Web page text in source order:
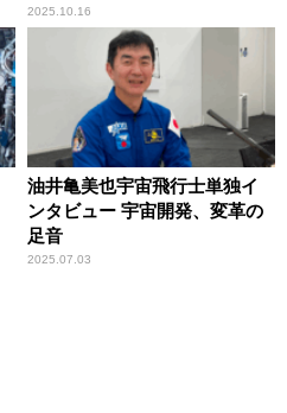
編】
2025.10.16
油井亀美也宇宙飛行士単独イ
ンタビュー 宇宙開発、変革の
足音
2025.07.03